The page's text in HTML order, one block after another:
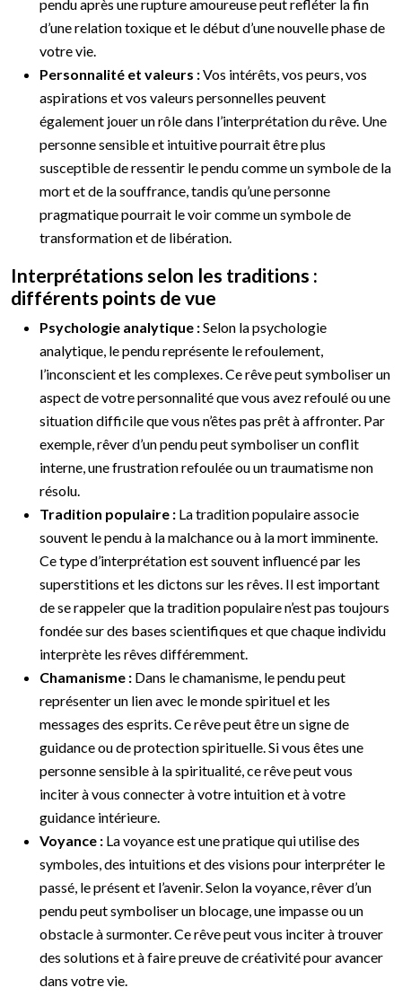
pendu après une rupture amoureuse peut refléter la fin
d’une relation toxique et le début d’une nouvelle phase de
votre vie.
Personnalité et valeurs :Vos intérêts, vos peurs, vos
aspirations et vos valeurs personnelles peuvent
également jouer un rôle dans l’interprétation du rêve. Une
personne sensible et intuitive pourrait être plus
susceptible de ressentir le pendu comme un symbole de la
mort et de la souffrance, tandis qu’une personne
pragmatique pourrait le voir comme un symbole de
transformation et de libération.
Interprétations selon les traditions :
différents points de vue
Psychologie analytique :Selon la psychologie
analytique, le pendu représente le refoulement,
l’inconscient et les complexes. Ce rêve peut symboliser un
aspect de votre personnalité que vous avez refoulé ou une
situation difficile que vous n’êtes pas prêt à affronter. Par
exemple, rêver d’un pendu peut symboliser un conflit
interne, une frustration refoulée ou un traumatisme non
résolu.
Tradition populaire : La tradition populaire associe
souvent le pendu à la malchance ou à la mort imminente.
Ce type d’interprétation est souvent influencé par les
superstitions et les dictons sur les rêves. Il est important
de se rappeler que la tradition populaire n’est pas toujours
fondée sur des bases scientifiques et que chaque individu
interprète les rêves différemment.
Chamanisme : Dans le chamanisme, le pendu peut
représenter un lien avec le monde spirituel et les
messages des esprits. Ce rêve peut être un signe de
guidance ou de protection spirituelle. Si vous êtes une
personne sensible à la spiritualité, ce rêve peut vous
inciter à vous connecter à votre intuition et à votre
guidance intérieure.
Voyance : La voyance est une pratique qui utilise des
symboles, des intuitions et des visions pour interpréter le
passé, le présent et l’avenir. Selon la voyance, rêver d’un
pendu peut symboliser un blocage, une impasse ou un
obstacle à surmonter. Ce rêve peut vous inciter à trouver
des solutions et à faire preuve de créativité pour avancer
dans votre vie.